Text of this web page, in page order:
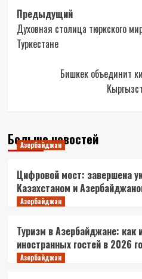
Навигация
записи
Предыдущий
Духовная столица тюркского
Туркестане
Бишкек объединит
Больше новостей
Азербайджан
Цифровой мост: завершена
Казахстаном и
Азербайджан
Туризм в Азербайджане: как
иностранных гостей в 2026
Азербайджан